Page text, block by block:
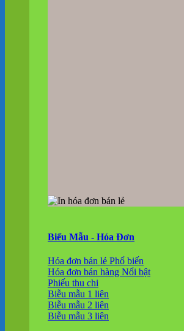
Biểu Mẫu - Hóa Đơn
Hóa đơn bán lẻ
Hóa đơn bán hàng
Phiếu thu chi
Biễu mẫu 1 liên
Biễu mẫu 2 liên
Biễu mẫu 3 liên